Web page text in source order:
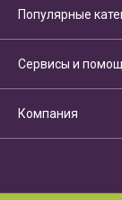
Популярные
Сервисы и
Компания